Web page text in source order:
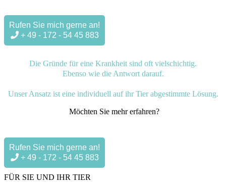
Rufen Sie mich gerne an!
+ 49 - 172 - 54 45 883
Die Gründe für eine Krankheit sind oft vielschichtig.
Ebenso wie die Antwort darauf.
Unser Ansatz ist eine individuell auf ihr Tier abgestimmte Lösung.
Möchten Sie mehr erfahren?
Rufen Sie mich gerne an!
+ 49 - 172 - 54 45 883
FÜR SIE UND IHR TIER